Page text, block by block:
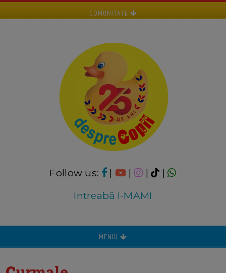
COMUNITATE
Follow us: | | |
|
Intreabă I-MAMI
MENIU